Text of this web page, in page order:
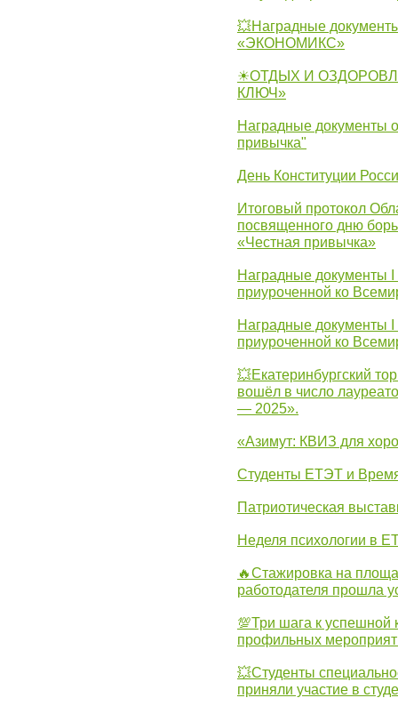
💥Наградные
«ЭКОНОМИКС»
☀ОТДЫХ И
КЛЮЧ»
Наградные документы
привычка"
День Конституции
Итоговый протокол
посвященного дню
«Честная привычка»
Наградные документы
приуроченной ко
Наградные документы
приуроченной ко
💥Екатеринбургский
вошёл в число
— 2025».
«Азимут: КВИЗ для
Студенты ЕТЭТ и
Патриотическая
Неделя психологии в
🔥Стажировка на
работодателя прошла
💯Три шага к успешной
профильных
💥Студенты
приняли участие в